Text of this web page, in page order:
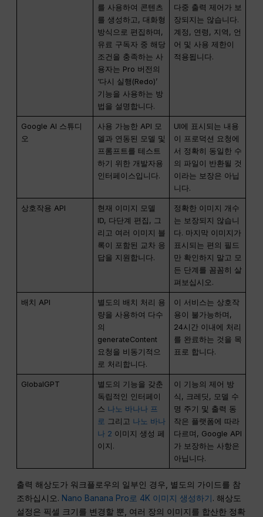
를 사용하여 콘텐츠
를 생성하고, 대화형
방식으로 편집하며,
유료 구독자 중 해당
조건을 충족하는 사
용자는 Pro 버전의
‘다시 실행(Redo)’
기능을 사용하는 방
법을 설명합니다.
다중 출력 제어가 보
장되지는 않습니다.
계정, 연령, 지역, 언
어 및 사용 제한이
적용됩니다.
Google AI 스튜디
오
사용 가능한 API 모
델과 연동된 모델 및
프롬프트를 테스트
하기 위한 개발자용
인터페이스입니다.
UI에 표시되는 내용
이 프로덕션 요청에
서 정확히 동일한 수
의 파일이 반환될 것
이라는 보장은 아닙
니다.
상호작용 API
현재 이미지 모델
ID, 다단계 편집, 그
리고 여러 이미지 블
록이 포함된 교차 응
답을 지원합니다.
정확한 이미지 개수
는 보장되지 않습니
다. 마지막 이미지가
표시되는 편의 필드
만 확인하지 말고 모
든 단계를 꼼꼼히 살
펴보십시오.
배치 API
별도의 배치 처리 용
량을 사용하여 다수
의
generateContent
요청을 비동기적으
로 처리합니다.
이 서비스는 상호작
용이 불가능하며,
24시간 이내에 처리
를 완료하는 것을 목
표로 합니다.
GlobalGPT
별도의 기능을 갖춘
독립적인 인터페이
스 나노 바나나 프
로 그리고 나노 바나
나 2 이미지 생성 페
이지.
이 기능의 제어 방
식, 크레딧, 모델 수
명 주기 및 출력 동
작은 플랫폼에 따라
다르며, Google API
가 보장하는 사항은
아닙니다.
출력 해상도가 워크플로우의 일부인 경우, 별도의 가이드를 참
조하십시오. Nano Banana Pro로 4K 이미지 생성하기. 해상도
설정은 픽셀 크기를 변경할 뿐, 여러 장의 이미지를 합산한 정확